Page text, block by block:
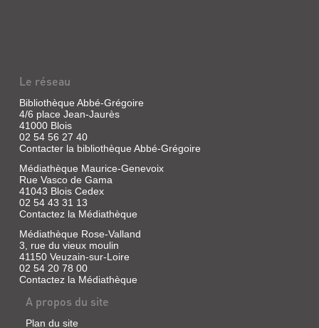
Le réseau
Bibliothèque Abbé-Grégoire
4/6 place Jean-Jaurès
41000 Blois
02 54 56 27 40
Contacter la bibliothèque Abbé-Grégoire
Médiathèque Maurice-Genevoix
Rue Vasco de Gama
41043 Blois Cedex
02 54 43 31 13
Contactez la Médiathèque
Médiathèque Rose-Valland
3, rue du vieux moulin
41150 Veuzain-sur-Loire
02 54 20 78 00
Contactez la Médiathèque
A propos du site
Plan du site